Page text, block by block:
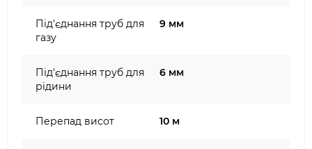
Під'єднання труб для
газу
9 мм
Під'єднання труб для
рідини
6 мм
Перепад висот 10 м